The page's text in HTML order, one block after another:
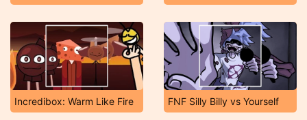
Incredibox: Warm Like Fire FNF Silly Billy vs Yourself